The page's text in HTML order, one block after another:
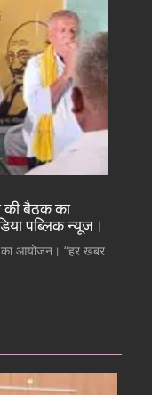
की बैठक का
पब्लिक न्यूज।
का आयोजन। “हर खबर